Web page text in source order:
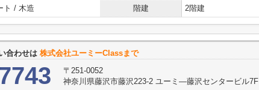
ト / 木造 階建 2階建
合わせは 株式会社ユーミーClassまで
〒251-0052
神奈川県藤沢市藤沢223-2 ユーミ―藤沢センタービル7F